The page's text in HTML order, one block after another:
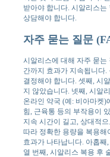
받아야 합니다. 시알리스
상담해야 합니다.
자주 묻는 질문
시알리스에 대해 자주 묻는
간까지 효과가 지속됩니다
결정해야 합니다. 셋째, 시
지 않았습니다. 넷째, 시알
온라인 약국 (예: 비아마켓)
힘, 근육통 등의 부작용이
지속 시간이 길고, 상대적
따라 정확한 용량을 복용해
효과가 나타납니다. 아홉
열 번째, 시알리스 복용 후